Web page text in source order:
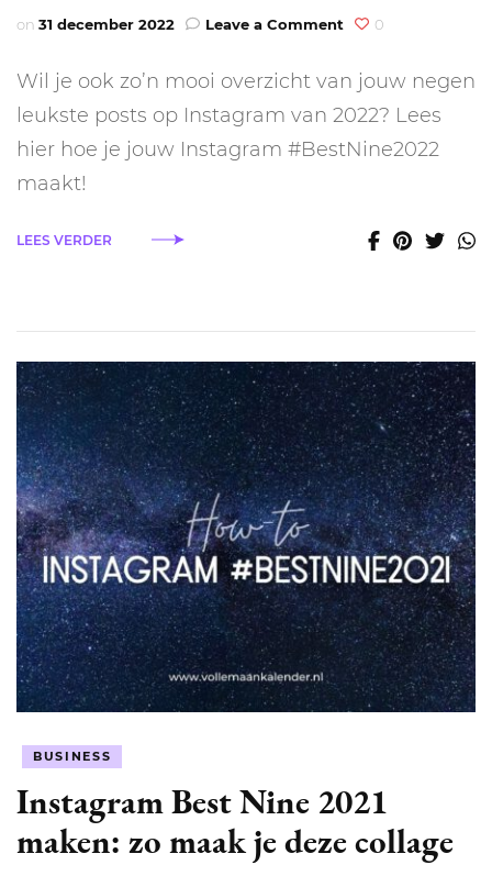
on 31 december 2022 Leave a Comment on
je
jouw
#BestNine2022
0
Wil je ook zo’n mooi overzicht van jouw negen
leukste posts op Instagram van 2022? Lees
hier hoe je jouw Instagram #BestNine2022
maakt!
LEES VERDER
BUSINESS
Instagram Best Nine 2021
maken: zo maak je deze collage